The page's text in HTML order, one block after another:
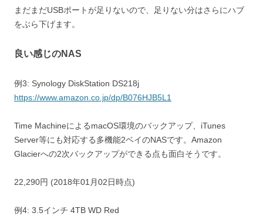
まだまだUSBポートが足りないので、足りない分はさらにハブ
をぶら下げます。
良い感じのNAS
例3: Synology DiskStation DS218j
https://www.amazon.co.jp/dp/B076HJB5L1
Time MachineによるmacOS環境のバックアップ、iTunes
Server等にも対応する多機能2ベイのNASです。Amazon
Glacierへの2次バックアップができる点も面白そうです。
22,290円 (2018年01月02日時点)
例4: 3.5インチ 4TB WD Red